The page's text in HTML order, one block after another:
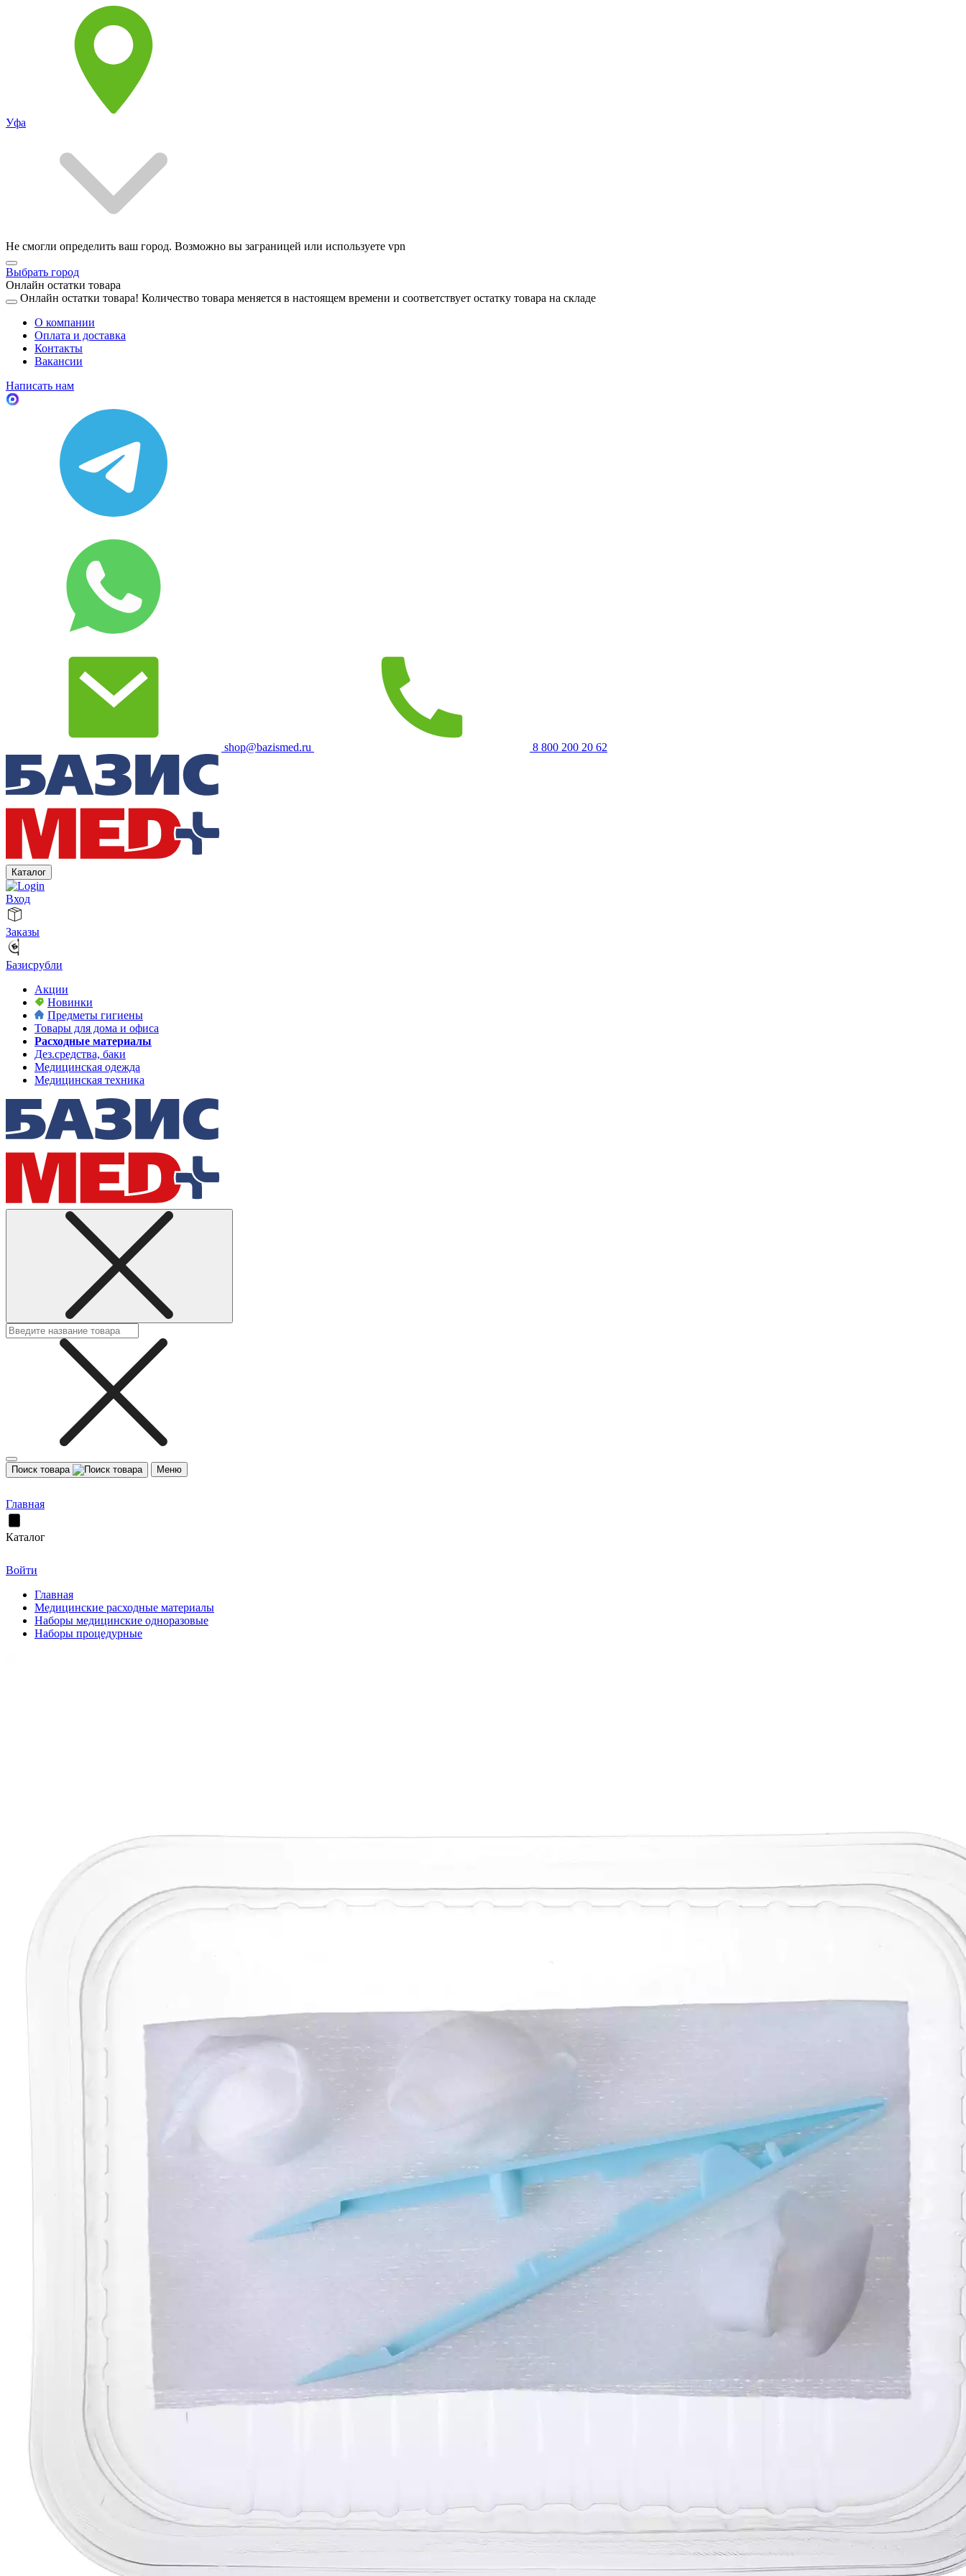
Уфа
Не смогли определить ваш город. Возможно вы заграницей или используете vpn
Выбрать город
Онлайн остатки товара
Онлайн остатки товара! Количество товара меняется в настоящем времени и соответствует остатку товара на складе
О компании
Оплата и доставка
Контакты
Вакансии
Написать нам
shop@bazismed.ru 8 800 200 20 62
Каталог
Вход
Заказы
Базисрубли
Акции
Новинки
Предметы гигиены
Товары для дома и офиса
Расходные материалы
Дез.средства, баки
Медицинская одежда
Медицинская техника
Поиск товара Меню
Главная
Каталог
Войти
Главная
Медицинские расходные материалы
Наборы медицинские одноразовые
Наборы процедурные